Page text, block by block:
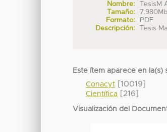
Nombre:
TesisM
Tamaño:
7.980Mb
Formato:
PDF
Descripción:
Tesis
Este ítem aparece en
Conacyt [10019]
Científica [216]
Visualización del